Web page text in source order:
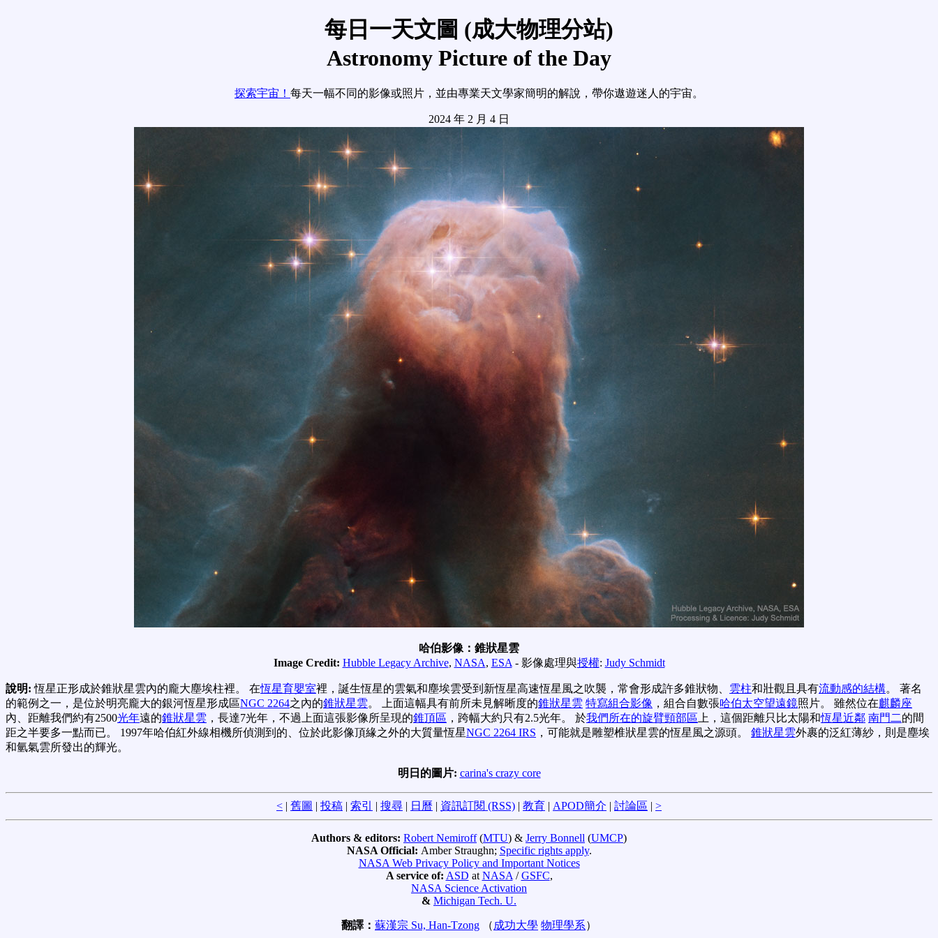
每日一天文圖 (成大物理分站)
Astronomy Picture of the Day
探索宇宙！ 每天一幅不同的影像或照片，並由專業天文學家簡明的解說，帶你遨遊迷人的宇宙。
2024 年 2 月 4 日
哈伯影像：錐狀星雲
Image Credit: Hubble Legacy Archive, NASA, ESA - 影像處理與授權: Judy Schmidt
說明:恆星正形成於錐狀星雲內的龐大塵埃柱裡。 在恆星育嬰室裡，誕生恆星的雲氣和塵埃雲受到新恆星高速恆星風之吹襲，常會形成許多錐狀物、 雲柱和壯觀且具有流動感的結構。 著名
的範例之一，是位於明亮龐大的銀河恆星形成區NGC 2264之內的錐狀星雲。 上面這幅具有前所未見解晰度的錐狀星雲 特寫組合影像 ，組合自數張哈伯太空望遠鏡照片。 雖然位在麒麟座
內、距離我們約有2500光年遠的錐狀星雲 ，長達7光年，不過上面這張影像所呈現的錐頂區 ，跨幅大約只有2.5光年。 於我們所在的旋臂頸部區 上，這個距離只比太陽和恆星近鄰 南門二的間
距之半要多一點而已。 1997年哈伯紅外線相機所偵測到的、位於此影像頂緣之外的大質量恆星NGC 2264 IRS ，可能就是雕塑椎狀星雲的恆星風之源頭。 錐狀星雲外裹的泛紅薄紗，則是塵埃
和氫氣雲所發出的輝光。
明日的圖片: carina's crazy core
< | 舊圖 | 投稿 | 索引 | 搜尋 | 日曆 | 資訊訂閱 (RSS) | 教育 | APOD簡介 | 討論區 | >
Authors & editors: Robert Nemiroff(MTU) & Jerry Bonnell (UMCP)
NASA Official: Amber Straughn; Specific rights apply.
NASA Web Privacy Policy and Important Notices
A service of: ASD at NASA /GSFC,
NASA Science Activation
& Michigan Tech. U.
翻譯： 蘇漢宗 Su, Han-Tzong （ 成功大學 物理學系）